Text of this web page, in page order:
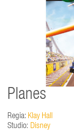
Planes
Regia: Klay Hall
Studio: Disney